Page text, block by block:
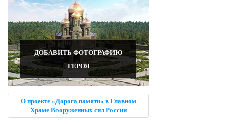
ДОБАВИТЬ ФОТОГРАФИЮ
ГЕРОЯ
О проекте «Дорога памяти» в Главном
Храме Вооруженных сил России